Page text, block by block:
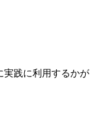
実践に利用するかが